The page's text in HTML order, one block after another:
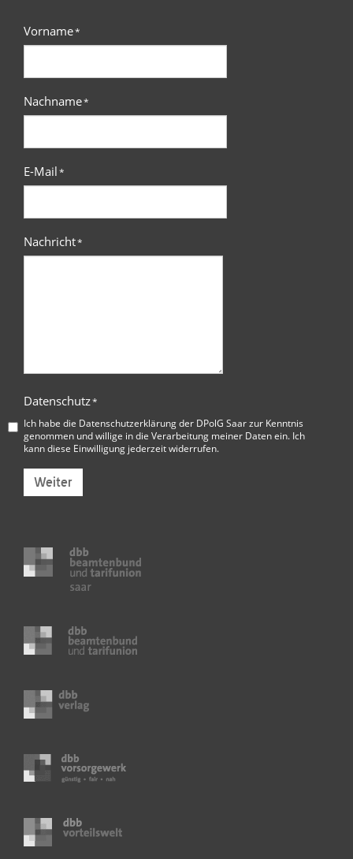
Vorname*
Nachname*
E-Mail*
Nachricht*
Datenschutz*
Ich habe die Datenschutzerklärung der DPolG Saarzur Kenntnis
genommen und willige in die Verarbeitung meiner Daten ein. Ich
kann diese Einwilligung jederzeit widerrufen.
Weiter